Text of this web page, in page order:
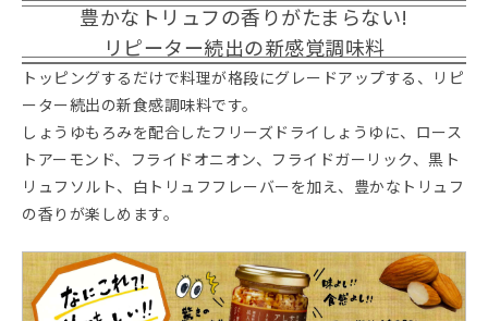
豊かなトリュフの香りがたまらない!
リピーター続出の新感覚調味料
トッピングするだけで料理が格段にグレードアップする、リピ
ーター続出の新食感調味料です。
しょうゆもろみを配合したフリーズドライしょうゆに、ロース
トアーモンド、フライドオニオン、フライドガーリック、黒ト
リュフソルト、白トリュフフレーバーを加え、豊かなトリュフ
の香りが楽しめます。